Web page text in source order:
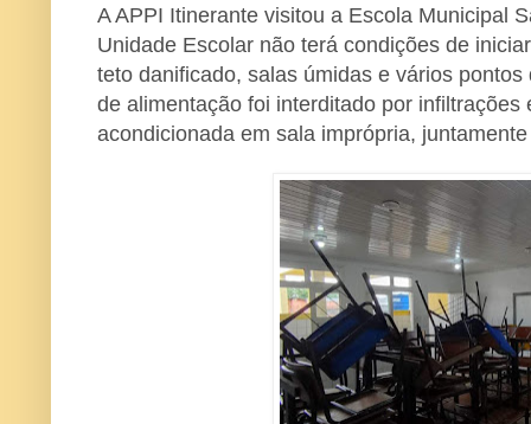
A APPI Itinerante visitou a Escola Municipal
Unidade Escolar não terá condições de
teto danificado, salas úmidas e vários
de alimentação foi interditado por
acondicionada em sala imprópria,